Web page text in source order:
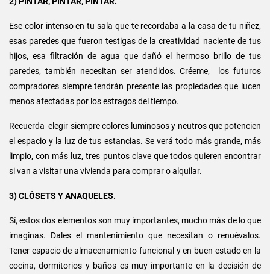
Ese color intenso en tu sala que te recordaba a la casa de tu niñez,
esas paredes que fueron testigas de la creatividad naciente de tus
hijos, esa filtración de agua que dañó el hermoso brillo de tus
paredes, también necesitan ser atendidos. Créeme, los futuros
compradores siempre tendrán presente las propiedades que lucen
menos afectadas por los estragos del tiempo.
Recuerda elegir siempre colores luminosos y neutros que potencien
el espacio y la luz de tus estancias. Se verá todo más grande, más
limpio, con más luz, tres puntos clave que todos quieren encontrar
si van a visitar una vivienda para comprar o alquilar.
3) CLÓSETS Y ANAQUELES.
Sí, estos dos elementos son muy importantes, mucho más de lo que
imaginas. Dales el mantenimiento que necesitan o renuévalos.
Tener espacio de almacenamiento funcional y en buen estado en la
cocina, dormitorios y baños es muy importante en la decisión de